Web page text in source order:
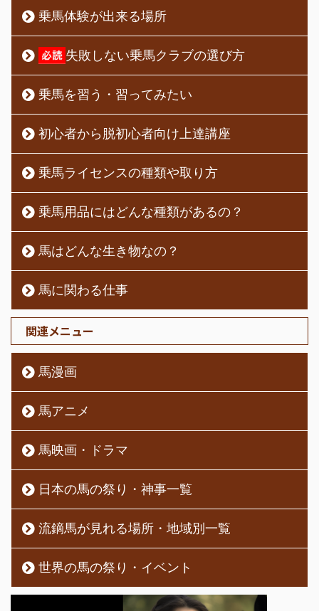
乗馬体験が出来る場所
失敗しない乗馬クラブの選び方
乗馬を習う・習ってみたい
初心者から脱初心者向け上達講座
乗馬ライセンスの種類や取り方
乗馬用品にはどんな種類があるの？
馬はどんな生き物なの？
馬に関わる仕事
関連メニュー
馬漫画
馬アニメ
馬映画・ドラマ
日本の馬の祭り・神事一覧
流鏑馬が見れる場所・地域別一覧
世界の馬の祭り・イベント